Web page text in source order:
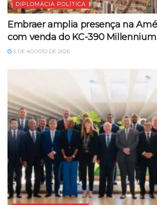
DIPLOMACIA POLÍTICA
Embraer amplia presença na
com venda do KC-390
5 DE AGOSTO DE 2026